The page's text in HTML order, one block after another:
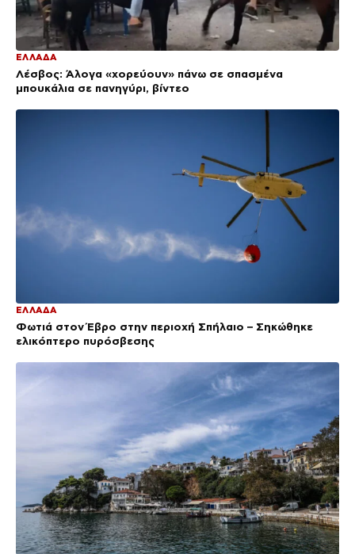
ΕΛΛΑΔΑ
Λέσβος: Άλογα «χορεύουν» πάνω σε σπασμένα
μπουκάλια σε πανηγύρι, βίντεο
ΕΛΛΑΔΑ
Φωτιά στον Έβρο στην περιοχή Σπήλαιο – Σηκώθηκε
ελικόπτερο πυρόσβεσης